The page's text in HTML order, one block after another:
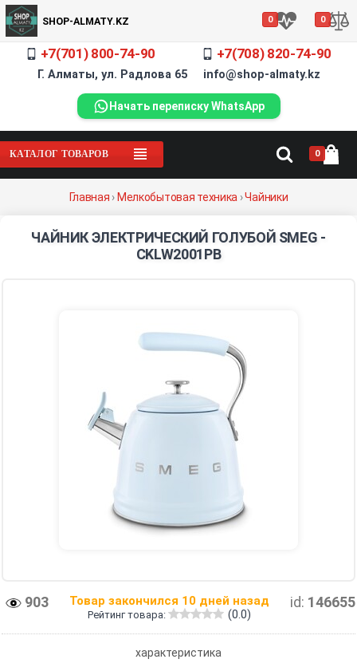
SHOP-ALMATY.KZ 0 0
+7(701) 800-74-90 +7(708) 820-74-90
Г. Алматы, ул. Радлова 65 info@shop-almaty.kz
Начать переписку WhatsApp
КАТАЛОГ ТОВАРОВ 0
Главная ›Мелкобытовая техника ›Чайники
ЧАЙНИК ЭЛЕКТРИЧЕСКИЙ ГОЛУБОЙ SMEG -
CKLW2001PB
903 id: 146655
Товар закончился 10 дней назад
Рейтинг товара: (0.0)
характеристика